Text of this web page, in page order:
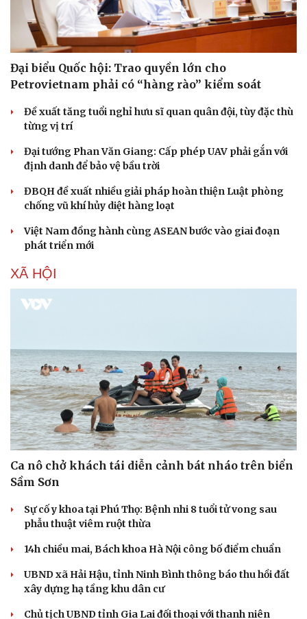
Dinh dưỡng - món ngon
Cây thuốc
Sản phụ khoa
Nhi khoa
Nam khoa
Làm đẹp - giảm cân
Phòng mạch online
Ăn sạch sống khỏe
Nhà đẹp
Blog
Tình yêu - Gia đình
Đại biểu Quốc hội: Trao quyền lớn cho
Petrovietnam phải có “hàng rào” kiểm soát
Đề xuất tăng tuổi nghỉ hưu sĩ quan quân đội, tùy đặc thù
từng vị trí
Đại tướng Phan Văn Giang: Cấp phép UAV phải gắn với
định danh để bảo vệ bầu trời
ĐBQH đề xuất nhiều giải pháp hoàn thiện Luật phòng
chống vũ khí hủy diệt hàng loạt
Việt Nam đồng hành cùng ASEAN bước vào giai đoạn
phát triển mới
XÃ HỘI
Ca nô chở khách tái diễn cảnh bát nháo trên biển
Sầm Sơn
Sự cố y khoa tại Phú Thọ: Bệnh nhi 8 tuổi tử vong sau
phẫu thuật viêm ruột thừa
14h chiều mai, Bách khoa Hà Nội công bố điểm chuẩn
UBND xã Hải Hậu, tỉnh Ninh Bình thông báo thu hồi đất
xây dựng hạ tầng khu dân cư
Chủ tịch UBND tỉnh Gia Lai đối thoại với thanh niên